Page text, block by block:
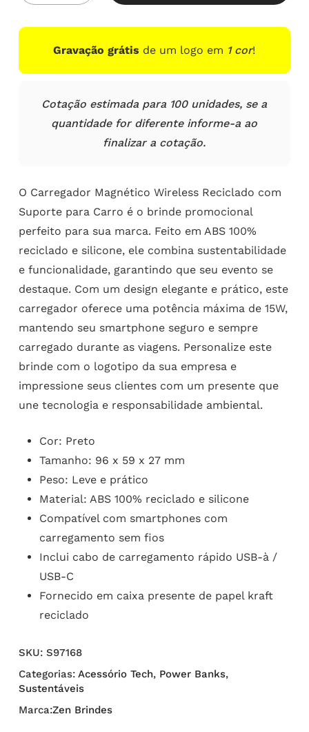
Gravação grátis de um logo em 1 cor!
Cotação estimada para 100 unidades, se a
quantidade for diferente informe-a ao
finalizar a cotação.
O Carregador Magnético Wireless Reciclado com
Suporte para Carro é o brinde promocional
perfeito para sua marca. Feito em ABS 100%
reciclado e silicone, ele combina sustentabilidade
e funcionalidade, garantindo que seu evento se
destaque. Com um design elegante e prático, este
carregador oferece uma potência máxima de 15W,
mantendo seu smartphone seguro e sempre
carregado durante as viagens. Personalize este
brinde com o logotipo da sua empresa e
impressione seus clientes com um presente que
une tecnologia e responsabilidade ambiental.
Cor: Preto
Tamanho: 96 x 59 x 27 mm
Peso: Leve e prático
Material: ABS 100% reciclado e silicone
Compatível com smartphones com
carregamento sem fios
Inclui cabo de carregamento rápido USB-à /
USB-C
Fornecido em caixa presente de papel kraft
reciclado
SKU: S97168
Categorias: Acessório Tech, Power Banks,
Sustentáveis
Marca:Zen Brindes